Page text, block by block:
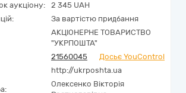
аукціону:
2 345 UAH
За вартістю придбання
АКЦІОНЕРНЕ ТОВАРИСТВО
"УКРПОШТА"
21560045
Досьє YouControl
http://ukrposhta.ua
Олексенко Вікторія